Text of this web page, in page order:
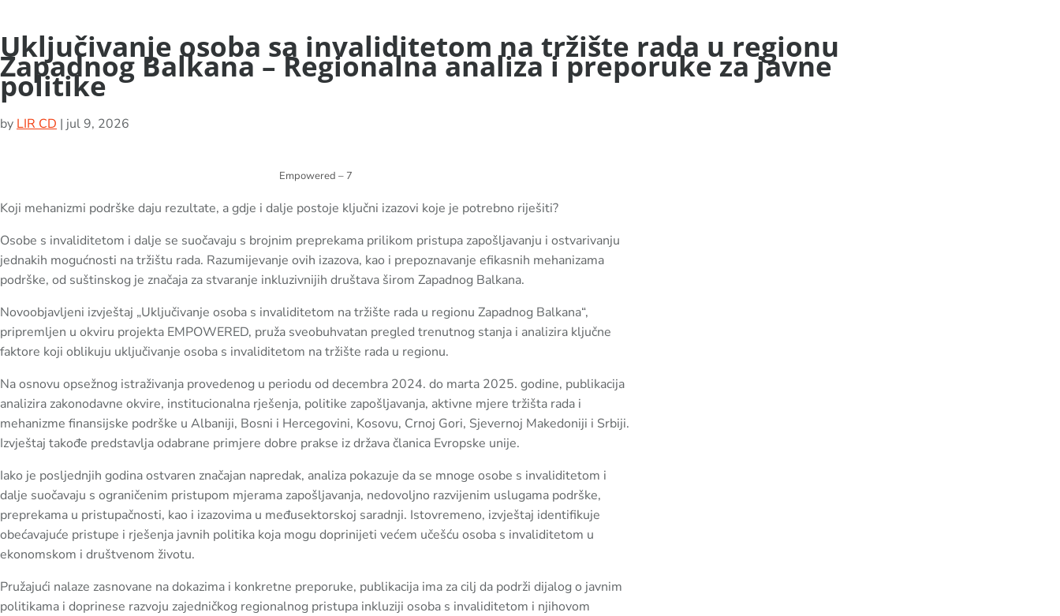
Uključivanje osoba sa invaliditetom na tržište rada u regionu
Zapadnog Balkana – Regionalna analiza i preporuke za javne
politike
by LIR CD | jul 9, 2026
Empowered – 7
Koji mehanizmi podrške daju rezultate, a gdje i dalje postoje ključni izazovi koje je potrebno riješiti?
Osobe s invaliditetom i dalje se suočavaju s brojnim preprekama prilikom pristupa zapošljavanju i ostvarivanju
jednakih mogućnosti na tržištu rada. Razumijevanje ovih izazova, kao i prepoznavanje efikasnih mehanizama
podrške, od suštinskog je značaja za stvaranje inkluzivnijih društava širom Zapadnog Balkana.
Novoobjavljeni izvještaj „Uključivanje osoba s invaliditetom na tržište rada u regionu Zapadnog Balkana“,
pripremljen u okviru projekta EMPOWERED, pruža sveobuhvatan pregled trenutnog stanja i analizira ključne
faktore koji oblikuju uključivanje osoba s invaliditetom na tržište rada u regionu.
Na osnovu opsežnog istraživanja provedenog u periodu od decembra 2024. do marta 2025. godine, publikacija
analizira zakonodavne okvire, institucionalna rješenja, politike zapošljavanja, aktivne mjere tržišta rada i
mehanizme finansijske podrške u Albaniji, Bosni i Hercegovini, Kosovu, Crnoj Gori, Sjevernoj Makedoniji i Srbiji.
Izvještaj takođe predstavlja odabrane primjere dobre prakse iz država članica Evropske unije.
Iako je posljednjih godina ostvaren značajan napredak, analiza pokazuje da se mnoge osobe s invaliditetom i
dalje suočavaju s ograničenim pristupom mjerama zapošljavanja, nedovoljno razvijenim uslugama podrške,
preprekama u pristupačnosti, kao i izazovima u međusektorskoj saradnji. Istovremeno, izvještaj identifikuje
obećavajuće pristupe i rješenja javnih politika koja mogu doprinijeti većem učešću osoba s invaliditetom u
ekonomskom i društvenom životu.
Pružajući nalaze zasnovane na dokazima i konkretne preporuke, publikacija ima za cilj da podrži dijalog o javnim
politikama i doprinese razvoju zajedničkog regionalnog pristupa inkluziji osoba s invaliditetom i njihovom